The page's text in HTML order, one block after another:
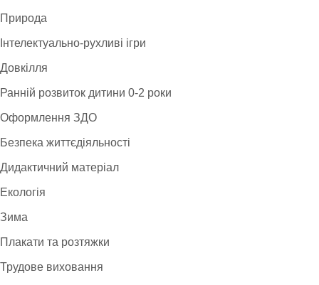
Природа
Інтелектуально-рухливі ігри
Довкілля
Ранній розвиток дитини 0-2 роки
Оформлення ЗДО
Безпека життєдіяльності
Дидактичний матеріал
Екологія
Зима
Плакати та розтяжки
Трудове виховання